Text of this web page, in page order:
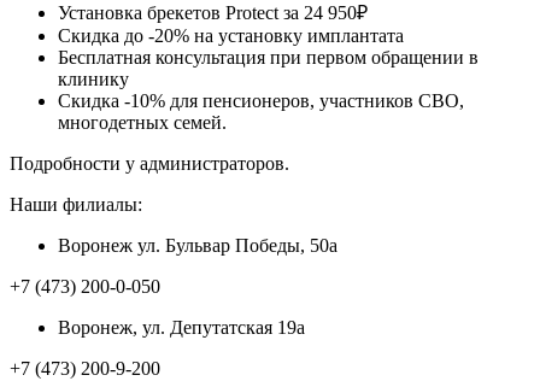
Установка брекетов Protect за 24 950₽
Скидка до -20% на установку имплантата
Бесплатная консультация при первом обращении в
клинику
Скидка -10% для пенсионеров, участников СВО,
многодетных семей.
Подробности у администраторов.
Наши филиалы:
Воронеж ул. Бульвар Победы, 50а
+7 (473) 200-0-050
Воронеж, ул. Депутатская 19а
+7 (473) 200-9-200